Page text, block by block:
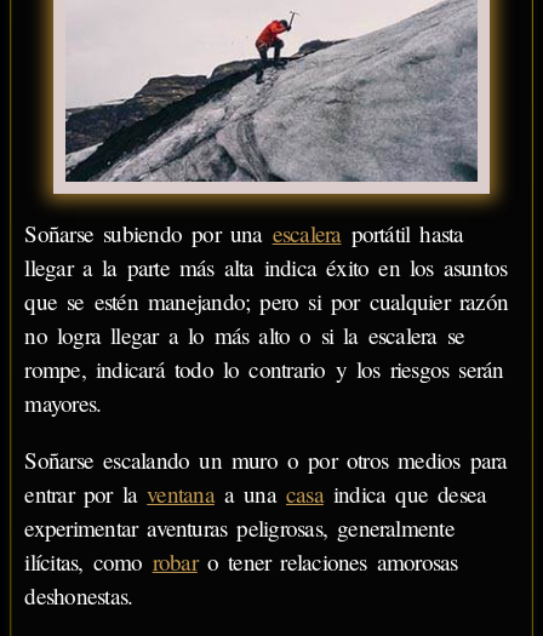
Soñarse subiendo por una escaleraportátil hasta
llegar a la parte más alta indica éxito en los asuntos
que se estén manejando; pero si por cualquier razón
no logra llegar a lo más alto o si la escalera se
rompe, indicará todo lo contrario y los riesgos serán
mayores.
Soñarse escalando un muro o por otros medios para
entrar por laventanaa unacasaindica que desea
experimentar aventuras peligrosas, generalmente
ilícitas, como robaro tener relaciones amorosas
deshonestas.